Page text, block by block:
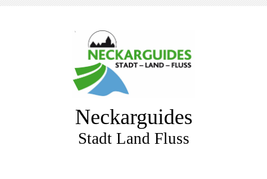
Neckarguides
Stadt Land Fluss